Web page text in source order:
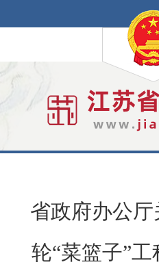
省政府办公
轮“菜篮子”